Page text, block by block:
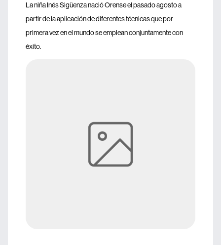
La niña Inés Sigüenza nació Orense el pasado agosto a
partir de la aplicación de diferentes técnicas que por
primera vez en el mundo se emplean conjuntamente con
éxito.